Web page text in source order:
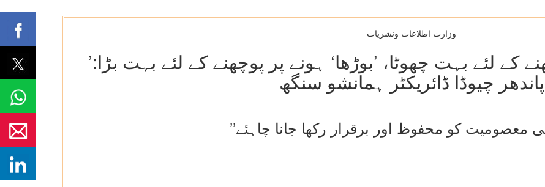
وزارت اطلاعات ونشریات
’جوان‘ ہونے پر سوال پوچھنے کے لئے بہت چھوٹا، ’بوڑھا‘ ہونے پر پوچھنے کے لئے بہت بڑا:
پاندھر چیوڈا ڈائریکٹر ہمانشو سنگھ